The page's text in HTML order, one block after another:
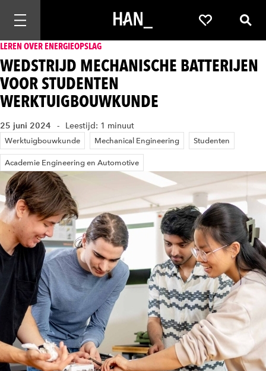
Mobiele navigatie openen Favorieten
LEREN OVER ENERGIEOPSLAG
WEDSTRIJD MECHANISCHE BATTERIJEN
VOOR STUDENTEN
WERKTUIGBOUWKUNDE
25 juni 2024 Leestijd: 1 minuut
Werktuigbouwkunde Mechanical Engineering Studenten
Academie Engineering en Automotive